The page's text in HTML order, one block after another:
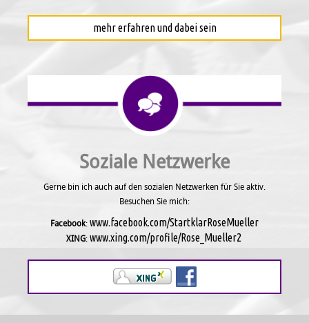
mehr erfahren und dabei sein
Soziale Netzwerke
Gerne bin ich auch auf den sozialen Netzwerken für Sie aktiv.
Besuchen Sie mich:
Facebook: www.facebook.com/StartklarRoseMueller
XING: www.xing.com/profile/Rose_Mueller2